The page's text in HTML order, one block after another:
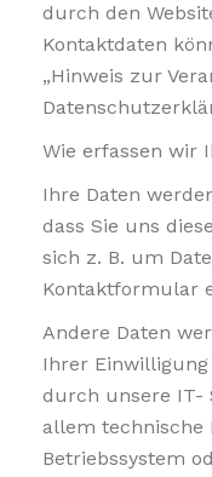
durch den
Kontaktdaten
„Hinweis zur
Wie erfassen wir
Ihre Daten
dass Sie uns
sich z. B. um
Kontaktformular
Andere Daten
Ihrer
durch unsere IT-
allem technische
Betriebssystem